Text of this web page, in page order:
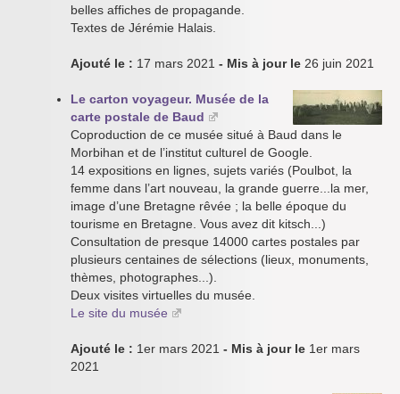
belles affiches de propagande.
Textes de Jérémie Halais.
Ajouté le : 17 mars 2021 - Mis à jour le 26 juin 2021
Le carton voyageur. Musée de la
carte postale de Baud
Coproduction de ce musée situé à Baud dans le
Morbihan et de l’institut culturel de Google.
14 expositions en lignes, sujets variés (Poulbot, la
femme dans l’art nouveau, la grande guerre...la mer,
image d’une Bretagne rêvée ; la belle époque du
tourisme en Bretagne. Vous avez dit kitsch...)
Consultation de presque 14000 cartes postales par
plusieurs centaines de sélections (lieux, monuments,
thèmes, photographes...).
Deux visites virtuelles du musée.
Le site du musée
Ajouté le : 1er mars 2021 - Mis à jour le 1er mars
2021